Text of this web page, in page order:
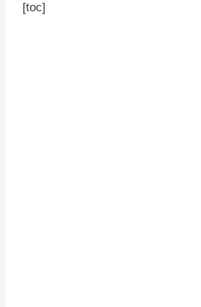
[toc]